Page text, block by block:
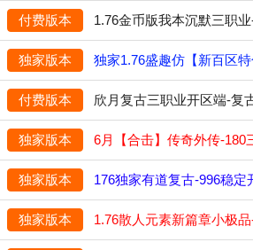
付费版本 1.76金币版我本沉默三职
独家版本 独家1.76盛趣仿【新百区
付费版本 欣月复古三职业开区端-复
独家版本 6月【合击】传奇外传-180
独家版本 176独家有道复古-996稳
独家版本 1.76散人元素新篇章小极